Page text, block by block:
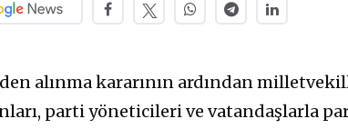
alınma kararının ardından
parti yöneticileri ve vatandaşlarla